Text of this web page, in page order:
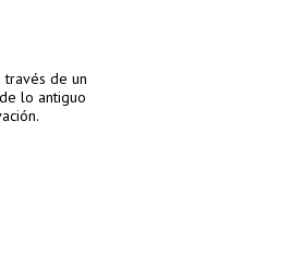
través de un
lo antiguo